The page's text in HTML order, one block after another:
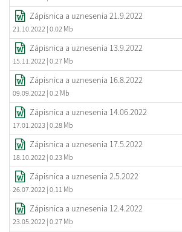
Zápisnica a uznesenia 21.9.2022
21.10.2022 | 0.02 Mb
Zápisnica a uznesenia 13.9.2022
15.11.2022 | 0.27 Mb
Zápisnica a uznesenia 16.8.2022
09.09.2022 | 0.2 Mb
Zápisnica a uznesenia 14.06.2022
17.01.2023 | 0.28 Mb
Zápisnica a uznesenia 17.5.2022
18.10.2022 | 0.23 Mb
Zápisnica a uznesenia 2.5.2022
26.07.2022 | 0.11 Mb
Zápisnica a uznesenia 12.4.2022
23.05.2022 | 0.27 Mb